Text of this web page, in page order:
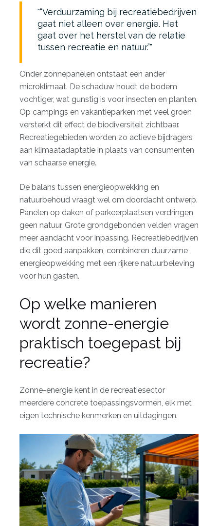
“Verduurzaming bij recreatiebedrijven
gaat niet alleen over energie. Het
gaat over het herstel van de relatie
tussen recreatie en natuur.”
Onder zonnepanelen ontstaat een ander
microklimaat. De schaduw houdt de bodem
vochtiger, wat gunstig is voor insecten en planten.
Op campings en vakantieparken met veel groen
versterkt dit effect de biodiversiteit zichtbaar.
Recreatiegebieden worden zo actieve bijdragers
aan klimaatadaptatie in plaats van consumenten
van schaarse energie.
De balans tussen energieopwekking en
natuurbehoud vraagt wel om doordacht ontwerp.
Panelen op daken of parkeerplaatsen verdringen
geen natuur. Grote grondgebonden velden vragen
meer aandacht voor inpassing. Recreatiebedrijven
die dit goed aanpakken, combineren duurzame
energieopwekking met een rijkere natuurbeleving
voor hun gasten.
Op welke manieren
wordt zonne-energie
praktisch toegepast bij
recreatie?
Zonne-energie kent in de recreatiesector
meerdere concrete toepassingsvormen, elk met
eigen technische kenmerken en uitdagingen.